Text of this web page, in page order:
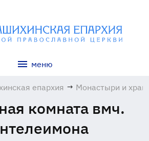
меню
епархия → Монастыри и
комната вмч.